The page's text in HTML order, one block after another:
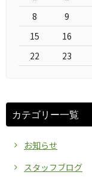
8
9
15
16
22
23
カテゴリー一覧
お知らせ
スタッフブログ